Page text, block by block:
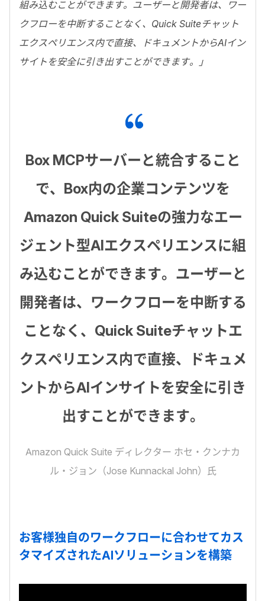
組み込むことができます。ユーザーと開発者は、ワー
クフローを中断することなく、 Quick Suiteチャット
エクスペリエンス内で直接、ドキュメントからAIイン
サイトを安全に引き出すことができます。」
Box MCPサーバーと統合すること
で、Box内の企業コンテンツを
Amazon Quick Suiteの強力なエー
ジェント型AIエクスペリエンスに組
み込むことができます。ユーザーと
開発者は、ワークフローを中断する
ことなく、Quick Suiteチャットエ
クスペリエンス内で直接、ドキュメ
ントからAIインサイトを安全に引き
出すことができます。
Amazon Quick Suite ディレクター ホセ・クンナカ
ル・ジョン（Jose Kunnackal John）氏
お客様独自のワークフローに合わせてカス
タマイズされたAIソリューションを構築